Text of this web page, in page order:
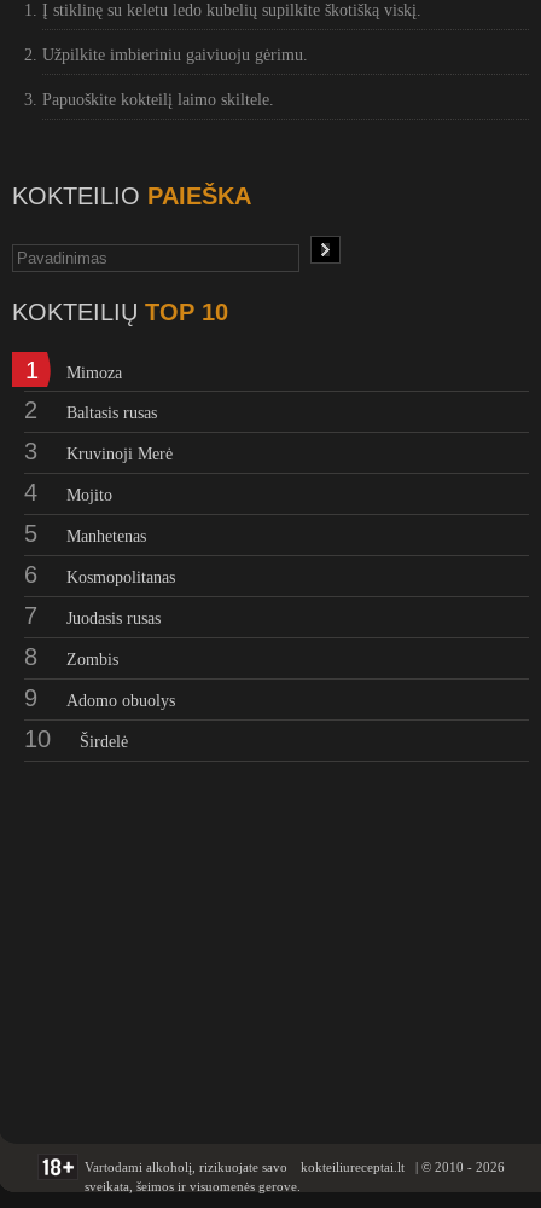
Į stiklinę su keletu ledo kubelių supilkite škotišką viskį.
Užpilkite imbieriniu gaiviuoju gėrimu.
Papuoškite kokteilį laimo skiltele.
KOKTEILIO PAIEŠKA
KOKTEILIŲ TOP 10
1 Mimoza
2 Baltasis rusas
3 Kruvinoji Merė
4 Mojito
5 Manhetenas
6 Kosmopolitanas
7 Juodasis rusas
8 Zombis
9 Adomo obuolys
10 Širdelė
kokteiliureceptai.lt | © 2010 - 2026
Vartodami alkoholį, rizikuojate savo
sveikata, šeimos ir visuomenės gerove.